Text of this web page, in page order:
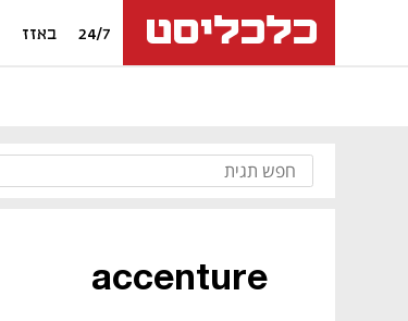
24/7 באזז
accenture